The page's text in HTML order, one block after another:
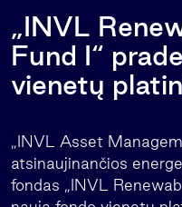
„INVL
Fund I“
vienetų
„INVL Asset
atsinaujinančios
fondas „INVL